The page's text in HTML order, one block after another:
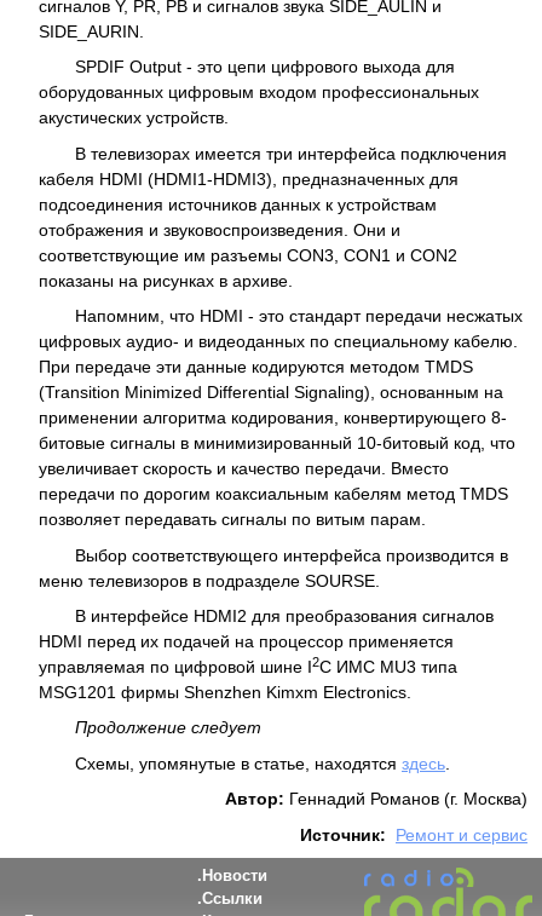
сигналов Y, PR, PB и сигналов звука SIDE_AULIN и
SIDE_AURIN.
SPDIF Output - это цепи цифрового выхода для
оборудованных цифровым входом профессиональных
акустических устройств.
В телевизорах имеется три интерфейса подключения
кабеля HDMI (HDMI1-HDMI3), предназначенных для
подсоединения источников данных к устройствам
отображения и звуковоспроизведения. Они и
соответствующие им разъемы CON3, CON1 и CON2
показаны на рисунках в архиве.
Напомним, что HDMI - это стандарт передачи несжатых
цифровых аудио- и видеоданных по специальному кабелю.
При передаче эти данные кодируются методом TMDS
(Transition Minimized Differential Signaling), основанным на
применении алгоритма кодирования, конвертирующего 8-
битовые сигналы в минимизированный 10-битовый код, что
увеличивает скорость и качество передачи. Вместо
передачи по дорогим коаксиальным кабелям метод TMDS
позволяет передавать сигналы по витым парам.
Выбор соответствующего интерфейса производится в
меню телевизоров в подразделе SOURSE.
В интерфейсе HDMI2 для преобразования сигналов
HDMI перед их подачей на процессор применяется
управляемая по цифровой шине I2C ИМС MU3 типа
MSG1201 фирмы Shenzhen Kimxm Electronics.
Продолжение следует
Схемы, упомянутые в статье, находятся здесь
Автор: Геннадий Романов (г. Москва)
Источник:
Ремонт и сервис
Новости
Ссылки